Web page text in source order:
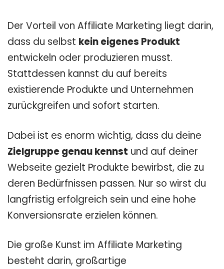
Der Vorteil von Affiliate Marketing liegt darin,
dass du selbst kein eigenes Produkt
entwickeln oder produzieren musst.
Stattdessen kannst du auf bereits
existierende Produkte und Unternehmen
zurückgreifen und sofort starten.
Dabei ist es enorm wichtig, dass du deine
Zielgruppe genau kennst und auf deiner
Webseite gezielt Produkte bewirbst, die zu
deren Bedürfnissen passen. Nur so wirst du
langfristig erfolgreich sein und eine hohe
Konversionsrate erzielen können.
Die große Kunst im Affiliate Marketing
besteht darin, großartige